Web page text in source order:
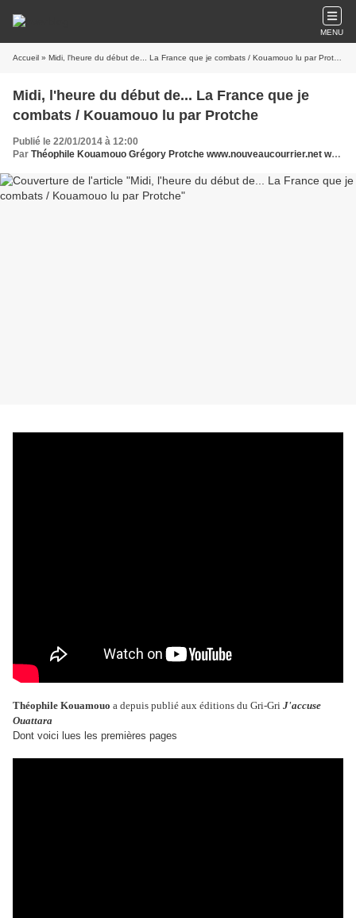
MENU
Accueil » Midi, l'heure du début de... La France que je combats / Kouamouo lu par Protche
Midi, l'heure du début de... La France que je
combats / Kouamouo lu par Protche
Publié le 22/01/2014 à 12:00
Par Théophile Kouamouo Grégory Protche www.nouveaucourrier.net www.legrigriinternational.com
Théophile Kouamouo a depuis publié aux éditions du Gri-Gri J'accuse
Ouattara
Dont voici lues les premières pages